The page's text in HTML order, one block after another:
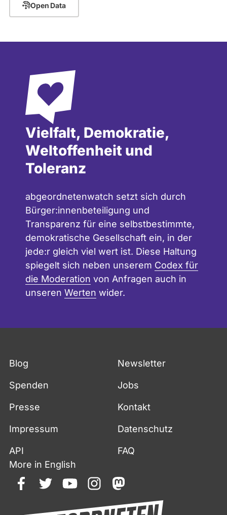
Open Data
Vielfalt, Demokratie,
Weltoffenheit und
Toleranz
abgeordnetenwatch setzt sich durch
Bürger:innenbeteiligung und
Transparenz für eine selbstbestimmte,
demokratische Gesellschaft ein, in der
jede:r gleich viel wert ist. Diese Haltung
spiegelt sich neben unserem Codex für
die Moderation von Anfragen auch in
unseren Werten wider.
Blog Newsletter
Spenden Jobs
Presse Kontakt
Impressum Datenschutz
API
FAQ
More in English
facebooktwitteryoutubeinstagrammastodon